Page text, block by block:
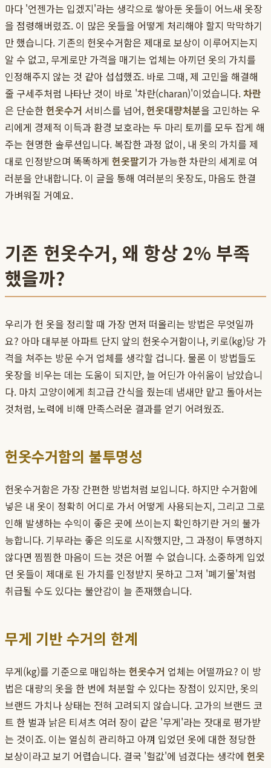
마다 '언젠가는 입겠지'라는 생각으로 쌓아둔 옷들이 어느새 옷장
을 점령해버렸죠. 이 많은 옷들을 어떻게 처리해야 할지 막막하기
만 했습니다. 기존의 헌옷수거함은 제대로 보상이 이루어지는지
알 수 없고, 무게로만 가격을 매기는 업체는 아끼던 옷의 가치를
인정해주지 않는 것 같아 섭섭했죠. 바로 그때, 제 고민을 해결해
줄 구세주처럼 나타난 것이 바로 '차란(charan)'이었습니다.차란
은 단순한헌옷수거 서비스를 넘어,헌옷대량처분을 고민하는 우
리에게 경제적 이득과 환경 보호라는 두 마리 토끼를 모두 잡게 해
주는 현명한 솔루션입니다. 복잡한 과정 없이, 내 옷의 가치를 제
대로 인정받으며 똑똑하게 헌옷팔기가 가능한 차란의 세계로 여
러분을 안내합니다. 이 글을 통해 여러분의 옷장도, 마음도 한결
가벼워질 거예요.
기존 헌옷수거, 왜 항상 2% 부족
했을까?
우리가 헌 옷을 정리할 때 가장 먼저 떠올리는 방법은 무엇일까
요? 아마 대부분 아파트 단지 앞의 헌옷수거함이나, 키로(kg)당 가
격을 쳐주는 방문 수거 업체를 생각할 겁니다. 물론 이 방법들도
옷장을 비우는 데는 도움이 되지만, 늘 어딘가 아쉬움이 남았습니
다. 마치 고양이에게 최고급 간식을 줬는데 냄새만 맡고 돌아서는
것처럼, 노력에 비해 만족스러운 결과를 얻기 어려웠죠.
헌옷수거함의 불투명성
헌옷수거함은 가장 간편한 방법처럼 보입니다. 하지만 수거함에
넣은 내 옷이 정확히 어디로 가서 어떻게 사용되는지, 그리고 그로
인해 발생하는 수익이 좋은 곳에 쓰이는지 확인하기란 거의 불가
능합니다. 기부라는 좋은 의도로 시작했지만, 그 과정이 투명하지
않다면 찜찜한 마음이 드는 것은 어쩔 수 없습니다. 소중하게 입었
던 옷들이 제대로 된 가치를 인정받지 못하고 그저 '폐기물'처럼
취급될 수도 있다는 불안감이 늘 존재했습니다.
무게 기반 수거의 한계
무게(kg)를 기준으로 매입하는 헌옷수거 업체는 어떨까요? 이 방
법은 대량의 옷을 한 번에 처분할 수 있다는 장점이 있지만, 옷의
브랜드 가치나 상태는 전혀 고려되지 않습니다. 고가의 브랜드 코
트 한 벌과 낡은 티셔츠 여러 장이 같은 '무게'라는 잣대로 평가받
는 것이죠. 이는 열심히 관리하고 아껴 입었던 옷에 대한 정당한
보상이라고 보기 어렵습니다. 결국 '헐값'에 넘겼다는 생각에 헌옷